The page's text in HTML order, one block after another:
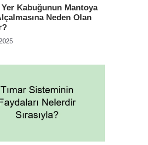
Kabuğunun Mantoya
Neden Olan